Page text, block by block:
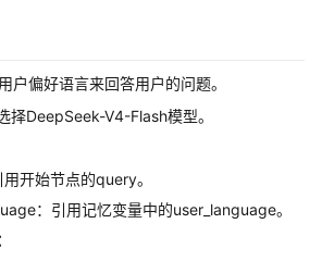
户偏好语言来回答用户的问题。
择DeepSeek-V4-Flash模型。
开始节点的query。
：引用记忆变量中的user_language。